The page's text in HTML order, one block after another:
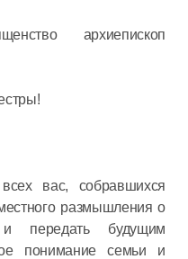
архиепископ
вас, собравшихся
размышления о
передать будущим
понимание семьи и